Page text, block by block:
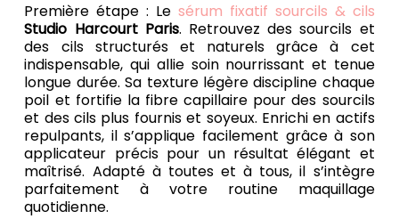
Première étape : Le sérum fixatif sourcils & cils
Studio Harcourt Paris. Retrouvez des sourcils et
des cils structurés et naturels grâce à cet
indispensable, qui allie soin nourrissant et tenue
longue durée. Sa texture légère discipline chaque
poil et fortifie la fibre capillaire pour des sourcils
et des cils plus fournis et soyeux. Enrichi en actifs
repulpants, il s’applique facilement grâce à son
applicateur précis pour un résultat élégant et
maîtrisé. Adapté à toutes et à tous, il s’intègre
parfaitement à votre routine maquillage
quotidienne.